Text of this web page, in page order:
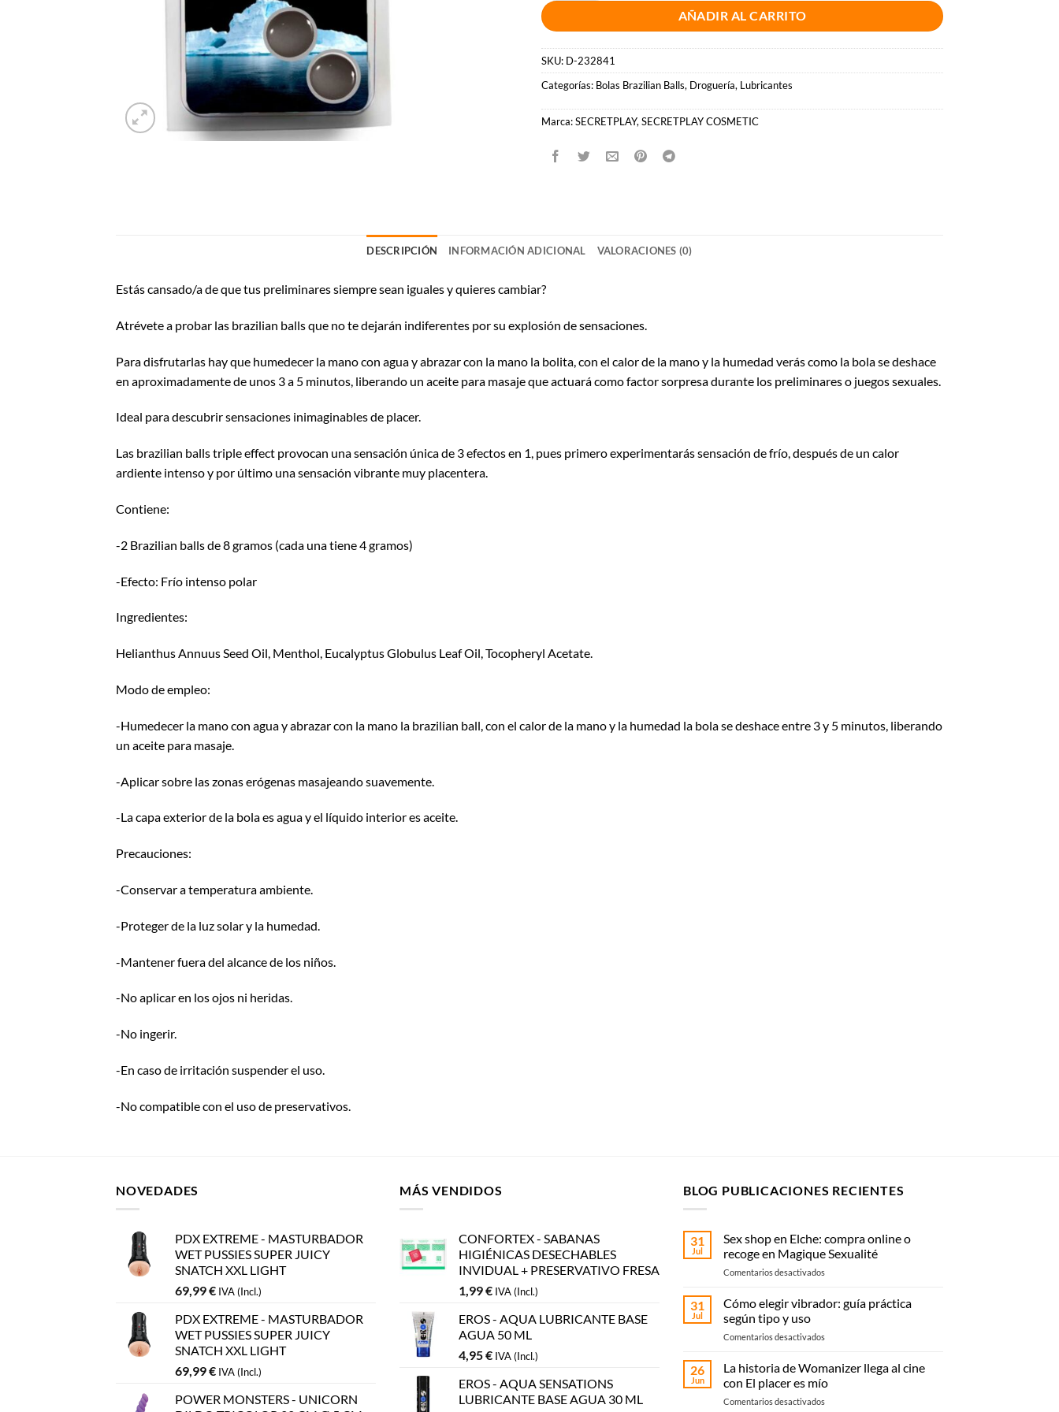
AÑADIR AL CARRITO
SKU: D-232841
Categorías: Bolas Brazilian Balls, Droguería, Lubricantes
Marca:SECRETPLAY, SECRETPLAY COSMETIC
DESCRIPCIÓN INFORMACIÓN ADICIONAL VALORACIONES (0)
Estás cansado/a de que tus preliminares siempre sean iguales y quieres cambiar?
Atrévete a probar las brazilian balls que no te dejarán indiferentes por su explosión de sensaciones.
Para disfrutarlas hay que humedecer la mano con agua y abrazar con la mano la bolita, con el calor de la mano y la humedad verás como la bola se deshace
en aproximadamente de unos 3 a 5 minutos, liberando un aceite para masaje que actuará como factor sorpresa durante los preliminares o juegos sexuales.
Ideal para descubrir sensaciones inimaginables de placer.
Las brazilian balls triple effect provocan una sensación única de 3 efectos en 1, pues primero experimentarás sensación de frío, después de un calor
ardiente intenso y por último una sensación vibrante muy placentera.
Contiene:
-2 Brazilian balls de 8 gramos (cada una tiene 4 gramos)
-Efecto: Frío intenso polar
Ingredientes:
Helianthus Annuus Seed Oil, Menthol, Eucalyptus Globulus Leaf Oil, Tocopheryl Acetate.
Modo de empleo:
-Humedecer la mano con agua y abrazar con la mano la brazilian ball, con el calor de la mano y la humedad la bola se deshace entre 3 y 5 minutos, liberando
un aceite para masaje.
-Aplicar sobre las zonas erógenas masajeando suavemente.
-La capa exterior de la bola es agua y el líquido interior es aceite.
Precauciones:
-Conservar a temperatura ambiente.
-Proteger de la luz solar y la humedad.
-Mantener fuera del alcance de los niños.
-No aplicar en los ojos ni heridas.
-No ingerir.
-En caso de irritación suspender el uso.
-No compatible con el uso de preservativos.
NOVEDADES
PDX EXTREME - MASTURBADOR
WET PUSSIES SUPER JUICY
SNATCH XXL LIGHT
69,99€ IVA (Incl.)
PDX EXTREME - MASTURBADOR
WET PUSSIES SUPER JUICY
SNATCH XXL LIGHT
69,99€ IVA (Incl.)
POWER MONSTERS - UNICORN
MÁS VENDIDOS
CONFORTEX - SABANAS
HIGIÉNICAS DESECHABLES
INVIDUAL + PRESERVATIVO FRESA
1,99€ IVA (Incl.)
EROS - AQUA LUBRICANTE BASE
AGUA 50 ML
4,95€ IVA (Incl.)
EROS - AQUA SENSATIONS
LUBRICANTE BASE AGUA 30 ML
BLOG PUBLICACIONES RECIENTES
31
Jul
Sex shop en Elche: compra online o
recoge en Magique Sexualité
Comentarios desactivadosen
shop
compra
o
Magique
31
Jul
Cómo elegir vibrador: guía práctica
según tipo y uso
Comentarios desactivadosen
elegir
guía
práctica
26
Jun
La historia de Womanizer llega al cine
con El placer es mío
Comentarios desactivadosen